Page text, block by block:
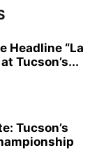
Headline “La
Tucson’s...
Tucson’s